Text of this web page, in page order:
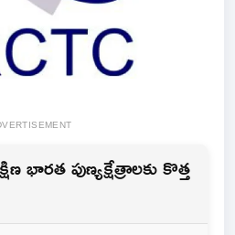
భారత పుణ్యక్షేత్రాలకు కొత్త